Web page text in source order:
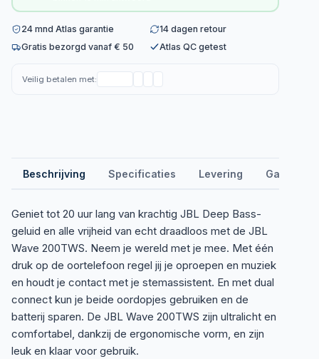
24 mnd Atlas garantie
14 dagen retour
Gratis bezorgd vanaf € 50
Atlas QC getest
Veilig betalen met:
Beschrijving Specificaties Levering Garantie
Geniet tot 20 uur lang van krachtig JBL Deep Bass-
geluid en alle vrijheid van echt draadloos met de JBL
Wave 200TWS. Neem je wereld met je mee. Met één
druk op de oortelefoon regel jij je oproepen en muziek
en houdt je contact met je stemassistent. En met dual
connect kun je beide oordopjes gebruiken en de
batterij sparen. De JBL Wave 200TWS zijn ultralicht en
comfortabel, dankzij de ergonomische vorm, en zijn
leuk en klaar voor gebruik.